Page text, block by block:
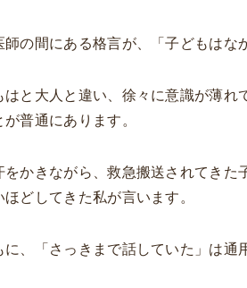
師の間にある格言が、「子どもは
はと大人と違い、徐々に意識が薄
が普通にあります。
をかきながら、救急搬送されてき
ほどしてきた私が言います。
に、「さっきまで話していた」は通